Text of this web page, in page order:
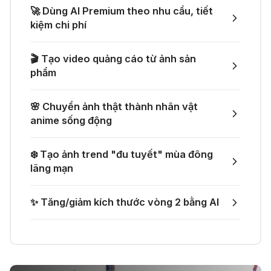
quyền của Suno và Udio
05 Thg 07 2026
👗 Tạo video thử đồ thời trang chỉ
04 Thg 07 2026
gần như mọi API AI miễn phí
04 Thg 07 2026
🎁 Mẹo nhận thêm 1 tháng ChatGPT
minh
🌟 Augment AI Agent - Trợ thủ đắc
ghi âm thành văn bản
🚀 Dùng AI Premium theo nhu cầu, tiết
kiệm chi phí
🎬 Tạo video quảng cáo từ ảnh sản
phẩm
🌸 Chuyển ảnh thật thành nhân vật
anime sống động
❄️ Tạo ảnh trend "đu tuyết" mùa đông
lãng mạn
✨ Tăng/giảm kích thước vòng 2 bằng AI